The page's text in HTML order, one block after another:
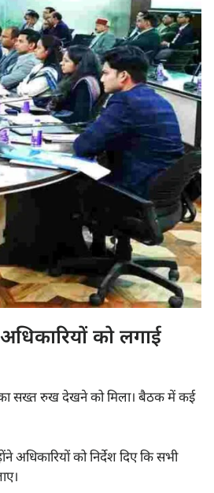
को लगाई
का सख्त रुख देखने को मिला। बैठक में कई
अधिकारियों को निर्देश दिए कि सभी